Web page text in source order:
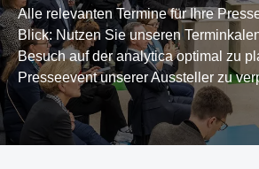
Alle relevanten Termine für Ihre
Blick: Nutzen Sie unseren
Besuch auf der analytica optimal zu
Presseevent unserer Aussteller zu